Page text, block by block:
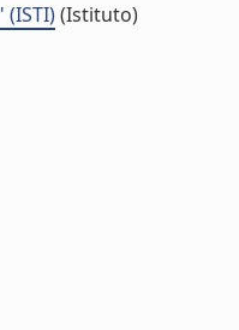
(Istituto)